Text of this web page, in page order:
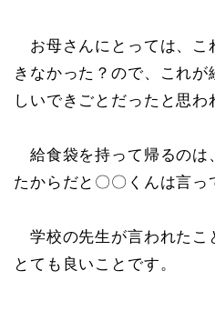
お母さんにとっては、こ
きなかった？ので、これ
しいできごとだったと思わ
給食袋を持って帰るのは
たからだと〇〇くんは言っ
学校の先生が言われたこ
とても良いことです。